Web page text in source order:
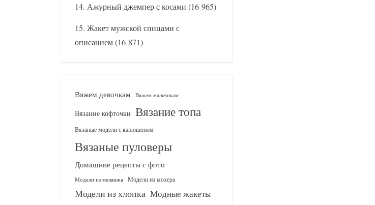
Ажурный джемпер с косами (16 965)
Жакет мужской спицами с
описанием(16 871)
Вяжем девочкам Вяжем мальчикам
Вязание кофточки Вязание топа
Вязаные модели с капюшоном
Вязаные пуловеры
Домашние рецепты с фото
Модели из меланжа Модели из мохера
Модели из хлопка Модные жакеты